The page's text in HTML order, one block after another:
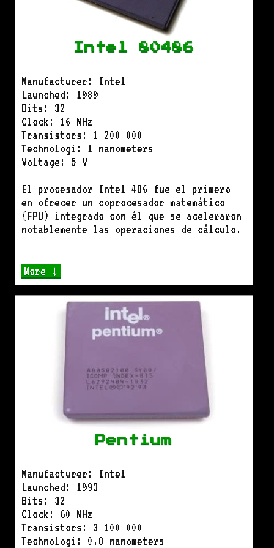
Intel 80486
Manufacturer: Intel
Launched: 1989
Bits: 32
Clock: 16 MHz
Transistors: 1 200 000
Technologi: 1 nanometers
Voltage: 5 V
El procesador Intel 486 fue el primero
en ofrecer un coprocesador matemático
(FPU) integrado con él que se aceleraron
notablemente las operaciones de cálculo.
More ↓
Pentium
Manufacturer: Intel
Launched: 1993
Bits: 32
Clock: 60 MHz
Transistors: 3 100 000
Technologi: 0.8 nanometers